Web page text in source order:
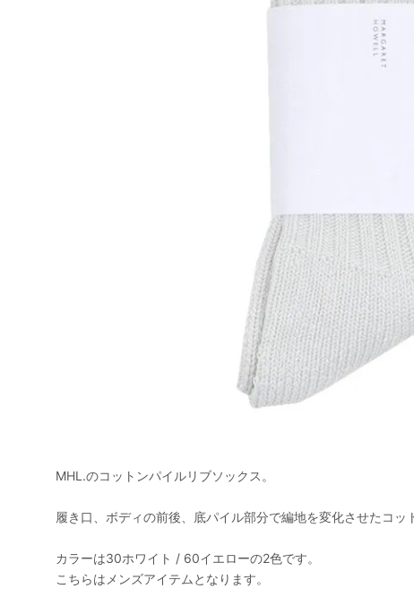
MHL.のコットンパイルリブソックス。
履き口、ボディの前後、底パイル部分で編地を変化させたコッ
カラーは30ホワイト / 60イエローの2色です。
こちらはメンズアイテムとなります。